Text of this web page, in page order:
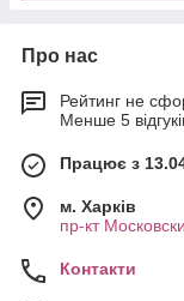
Про нас
Рейтинг не
Менше 5
Працює з
м. Харків
пр-кт
Контакти